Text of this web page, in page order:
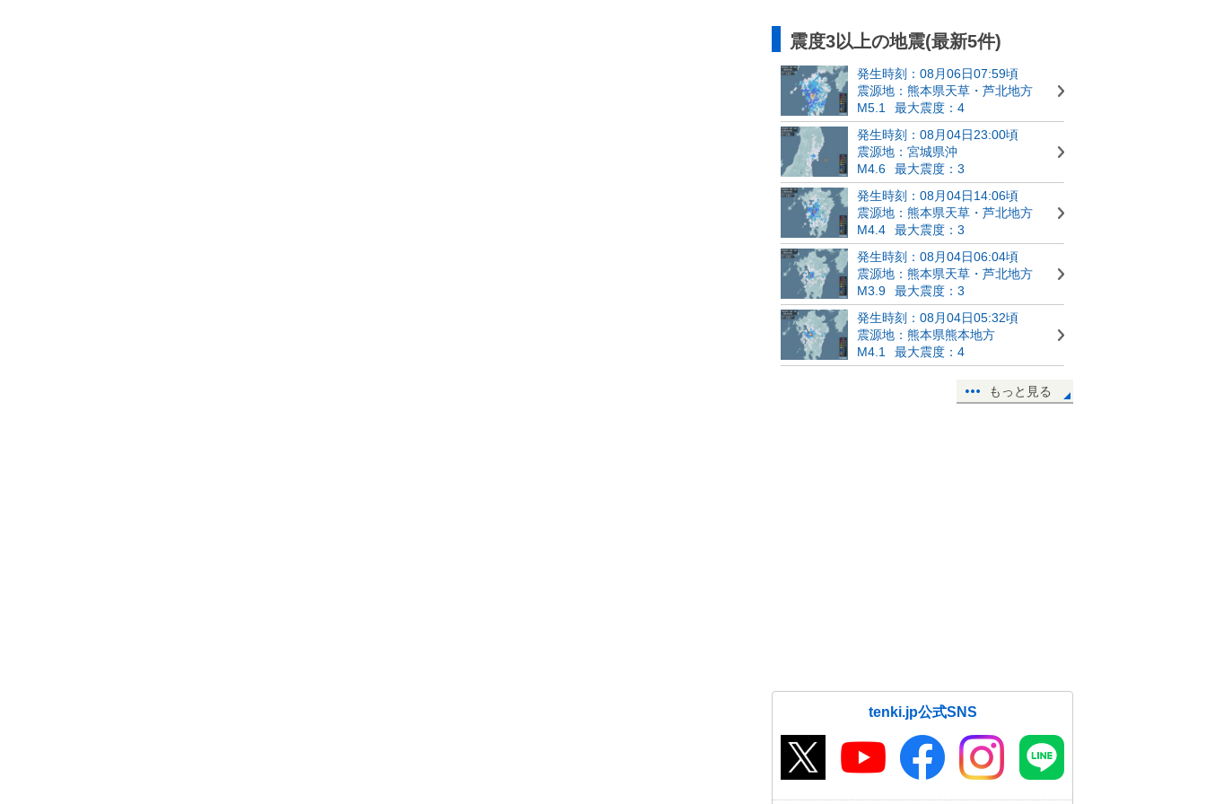
震度3以上の地震(最新5件)
発生時刻：08月06日07:59頃
震源地：熊本県天草・芦北地方
M5.1
最大震度：4
発生時刻：08月04日23:00頃
震源地：宮城県沖
M4.6
最大震度：3
発生時刻：08月04日14:06頃
震源地：熊本県天草・芦北地方
M4.4
最大震度：3
発生時刻：08月04日06:04頃
震源地：熊本県天草・芦北地方
M3.9
最大震度：3
発生時刻：08月04日05:32頃
震源地：熊本県熊本地方
M4.1
最大震度：4
もっと見る
tenki.jp公式SNS